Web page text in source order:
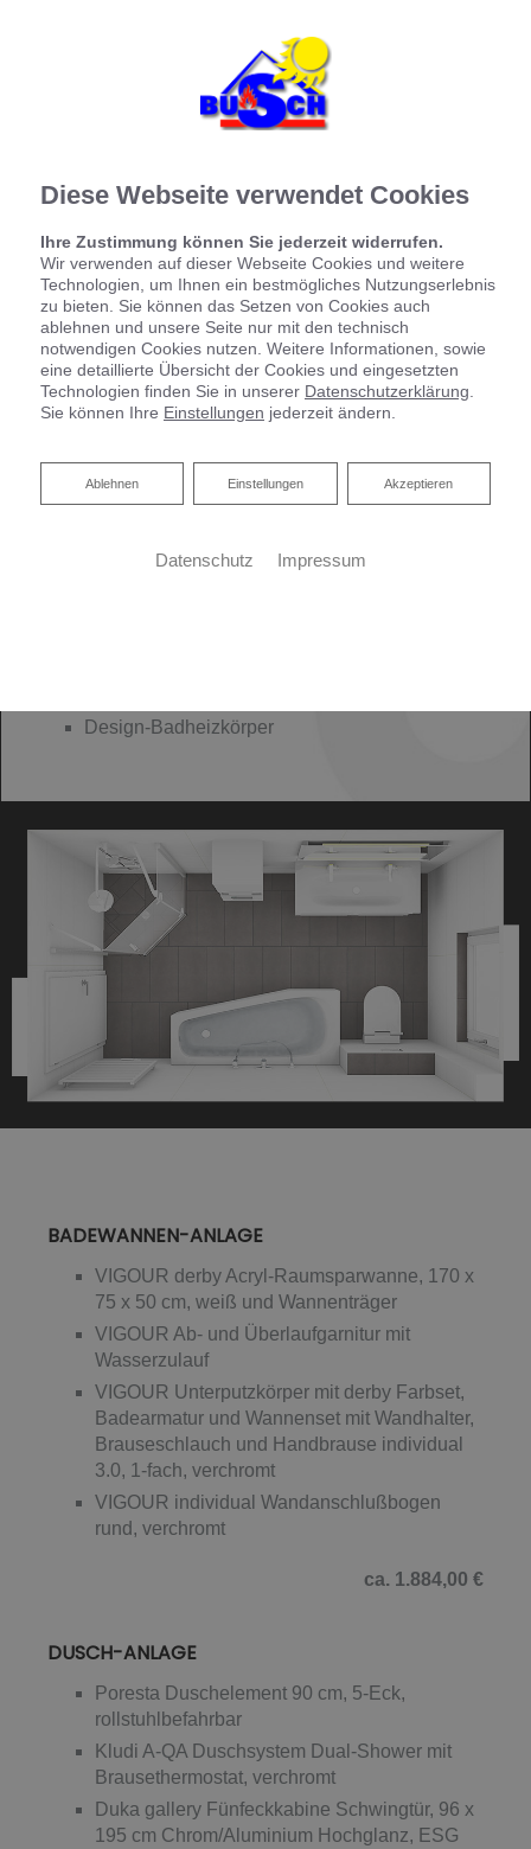
Badinspiration & Musterbäder
Design-Badheizkörper
BADEWANNEN-ANLAGE
VIGOUR derby Acryl-Raumsparwanne, 170 x
75 x 50 cm, weiß und Wannenträger
VIGOUR Ab- und Überlaufgarnitur mit
Wasserzulauf
VIGOUR Unterputzkörper mit derby Farbset,
Badearmatur und Wannenset mit Wandhalter,
Brauseschlauch und Handbrause individual
3.0, 1-fach, verchromt
VIGOUR individual Wandanschlußbogen
rund, verchromt
ca. 1.884,00 €
DUSCH-ANLAGE
Poresta Duschelement 90 cm, 5-Eck,
rollstuhlbefahrbar
Kludi A-QA Duschsystem Dual-Shower mit
Brausethermostat, verchromt
Duka gallery Fünfeckkabine Schwingtür, 96 x
195 cm Chrom/Aluminium Hochglanz, ESG
Diese Webseite verwendet Cookies
Ihre Zustimmung können Sie jederzeit widerrufen.
Wir verwenden auf dieser Webseite Cookies und weitere
Technologien, um Ihnen ein bestmögliches Nutzungserlebnis
zu bieten. Sie können das Setzen von Cookies auch
ablehnen und unsere Seite nur mit den technisch
notwendigen Cookies nutzen. Weitere Informationen, sowie
eine detaillierte Übersicht der Cookies und eingesetzten
Technologien finden Sie in unserer Datenschutzerklärung
Sie können Ihre Einstellungen jederzeit ändern.
Akzeptieren
Einstellungen
Ablehnen
Ablehnen
Datenschutz Impressum